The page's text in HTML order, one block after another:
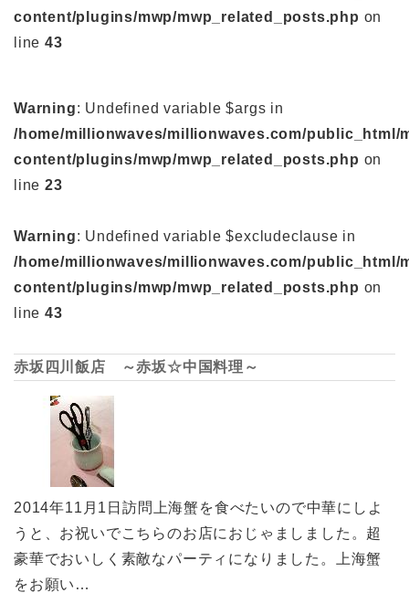
content/plugins/mwp/mwp_related_posts.php on
line 43
Warning: Undefined variable $args in
/home/millionwaves/millionwaves.com/public_html/
content/plugins/mwp/mwp_related_posts.php on
line 23
Warning: Undefined variable $excludeclause in
/home/millionwaves/millionwaves.com/public_html/
content/plugins/mwp/mwp_related_posts.php on
line 43
赤坂四川飯店 ～赤坂☆中国料理～
2014年11月1日訪問上海蟹を食べたいので中華にしよ
うと、お祝いでこちらのお店におじゃましました。超
豪華でおいしく素敵なパーティになりました。上海蟹
をお願い…